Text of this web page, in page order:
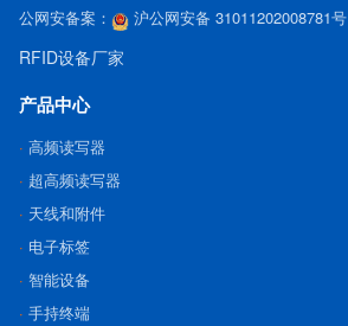
公网安备案：
沪公网安备 31011202008781号
RFID设备厂家
产品中心
高频读写器
超高频读写器
天线和附件
电子标签
智能设备
手持终端